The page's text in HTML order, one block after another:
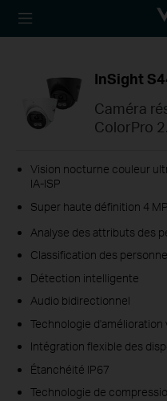
TP-Link,
InSight
Caméra
ColorPro
Vision nocturne couleur
IA-ISP
Super haute définition 4 MP
Analyse des attributs des
Classification des
Détection intelligente
Audio bidirectionnel
Technologie
Intégration flexible des
Étanchéité IP67
Technologie de